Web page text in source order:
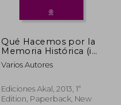
Qué Hacemos por la
Memoria Histórica (in
Spanish)
Varios Autores
Ediciones Akal, 2013, 1ª
Edition, Paperback, New